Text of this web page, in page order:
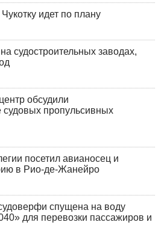
идет по плану
заводах,
обсудили
пропульсивных
посетил авианосец и
в Рио-де-Жанейро
спущена на воду
для перевозки пассажиров и